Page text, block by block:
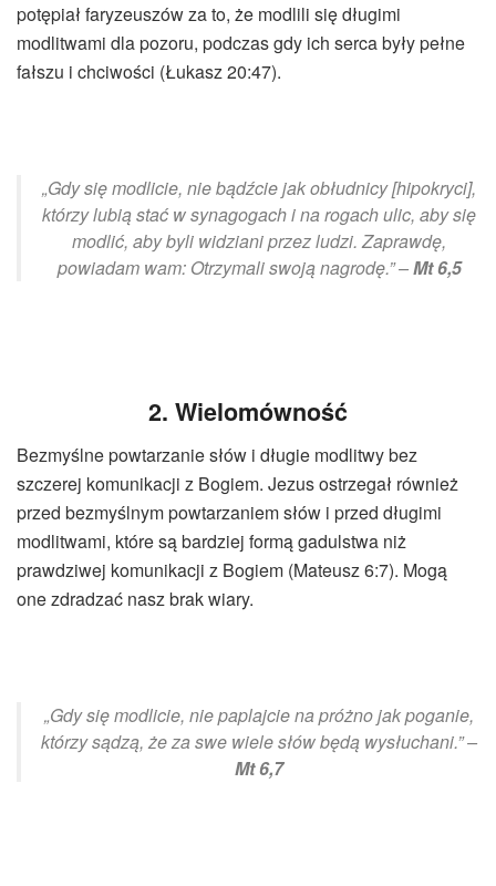
potępiał faryzeuszów za to, że modlili się długimi
modlitwami dla pozoru, podczas gdy ich serca były pełne
fałszu i chciwości (Łukasz 20:47).
„Gdy się modlicie, nie bądźcie jak obłudnicy [hipokryci],
którzy lubią stać w synagogach i na rogach ulic, aby się
modlić, aby byli widziani przez ludzi. Zaprawdę,
powiadam wam: Otrzymali swoją nagrodę.” –Mt 6,5
2. Wielomówność
Bezmyślne powtarzanie słów i długie modlitwy bez
szczerej komunikacji z Bogiem. Jezus ostrzegał również
przed bezmyślnym powtarzaniem słów i przed długimi
modlitwami, które są bardziej formą gadulstwa niż
prawdziwej komunikacji z Bogiem (Mateusz 6:7). Mogą
one zdradzać nasz brak wiary.
„Gdy się modlicie, nie paplajcie na próżno jak poganie,
którzy sądzą, że za swe wiele słów będą wysłuchani.” –
Mt 6,7